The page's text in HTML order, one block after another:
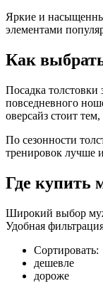
Яркие и
элементами
Как
Посадка толстовки
повседневного
оверсайз стоит
По сезонности
тренировок лучше
Где купить
Широкий выбор
Удобная
Сортировать:
дешевле
дороже